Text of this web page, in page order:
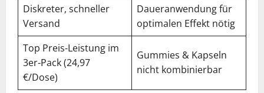
Diskreter, schneller
Versand
Daueranwendung für
optimalen Effekt nötig
Top Preis-Leistung im
3er-Pack (24,97
€/Dose)
Gummies & Kapseln
nicht kombinierbar